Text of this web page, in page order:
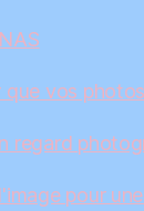
que vos
regard
pour